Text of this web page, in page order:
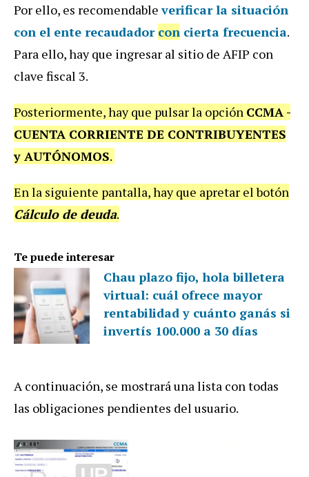
Por ello, es recomendableverificar la situación
con el ente recaudador con cierta frecuencia.
Para ello, hay que ingresar al sitio de AFIP con
clave fiscal 3.
Posteriormente, hay que pulsar la opción CCMA -
CUENTA CORRIENTE DE CONTRIBUYENTES
y AUTÓNOMOS.
En la siguiente pantalla, hay que apretar el botón
Cálculo de deuda.
Te puede interesar
Chau plazo fijo, hola billetera
virtual: cuál ofrece mayor
rentabilidad y cuánto ganás si
invertís 100.000 a 30 días
A continuación, se mostrará una lista con todas
las obligaciones pendientes del usuario.